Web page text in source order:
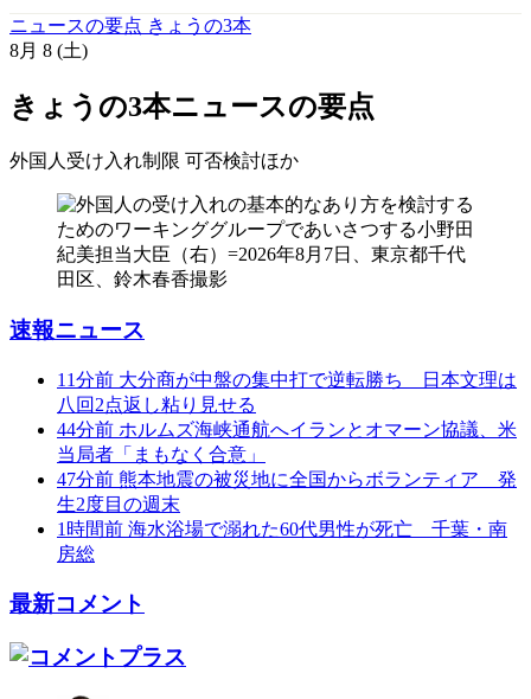
ニュースの要点 きょうの3本
8月 8 (土)
きょうの3本ニュースの要点
外国人受け入れ制限 可否検討ほか
速報ニュース
11分前 大分商が中盤の集中打で逆転勝ち 日本文理は
八回2点返し粘り見せる
44分前 ホルムズ海峡通航へイランとオマーン協議、米
当局者「まもなく合意」
47分前 熊本地震の被災地に全国からボランティア 発
生2度目の週末
1時間前 海水浴場で溺れた60代男性が死亡 千葉・南
房総
最新コメント